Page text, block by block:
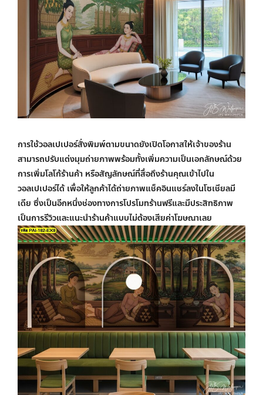
การใช้วอลเปเปอร์สั่งพิมพ์ตามขนาดยังเปิดโอกาสให้เจ้าของร้าน
สามารถปรับแต่งมุมถ่ายภาพพร้อมทั้งเพิ่มความเป็นเอกลักษณ์ด้วย
การเพิ่มโลโก้ร้านค้า หรือสัญลักษณ์ที่สื่อถึงร้านคุณเข้าไปใน
วอลเปเปอร์ได้ เพื่อให้ลูกค้าได้ถ่ายภาพแช็คอินแชร์ลงในโซเชียลมี
เดีย ซึ่งเป็นอีกหนึ่งช่องทางการโปรโมทร้านฟรีและมีประสิทธิภาพ
เป็นการรีวิวและแนะนำร้านค้าแบบไม่ต้องเสียค่าโฆษณาเลย